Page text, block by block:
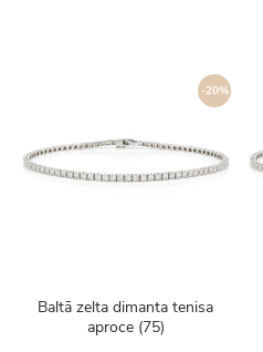
-20%
Baltā zelta dimanta tenisa
aproce (75)